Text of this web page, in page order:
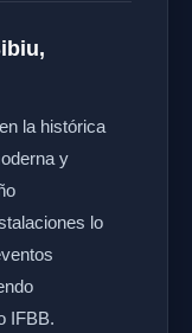
la histórica
y
lo
IFBB.